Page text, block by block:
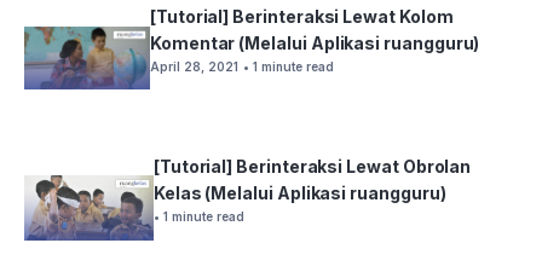
[Tutorial] Berinteraksi Lewat Kolom
Komentar (Melalui Aplikasi ruangguru)
April 28, 2021 • 1 minute read
[Tutorial] Berinteraksi Lewat Obrolan
Kelas (Melalui Aplikasi ruangguru)
• 1 minute read